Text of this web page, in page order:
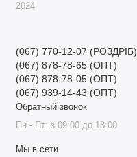
2024
(067) 770-12-07 (РОЗДРІБ)
(067) 878-78-65 (ОПТ)
(067) 878-78-05 (ОПТ)
(067) 939-14-43 (ОПТ)
Обратный звонок
Пн - Пт: з 09:00 до 18:00
Мы в сети